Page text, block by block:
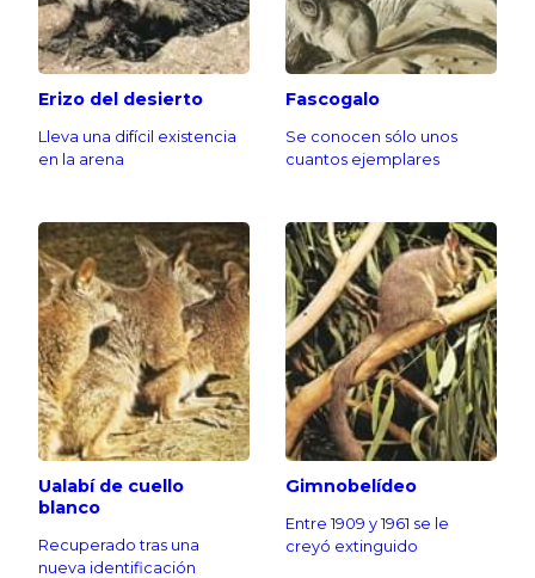
Erizo del desierto
Lleva una difícil existencia
en la arena
Fascogalo
Se conocen sólo unos
cuantos ejemplares
Ualabí de cuello
blanco
Recuperado tras una
nueva identificación
Gimnobelídeo
Entre 1909 y 1961 se le
creyó extinguido